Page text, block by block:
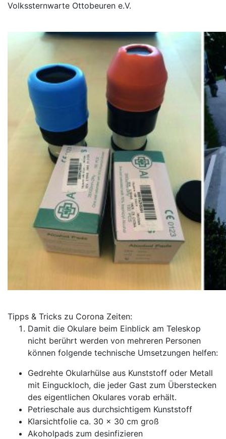
Volkssternwarte Ottobeuren e.V.
Tipps & Tricks zu Corona Zeiten:
Damit die Okulare beim Einblick am Teleskop
nicht berührt werden von mehreren Personen
können folgende technische Umsetzungen helfen:
Gedrehte Okularhülse aus Kunststoff oder Metall
mit Einguckloch, die jeder Gast zum Überstecken
des eigentlichen Okulares vorab erhält.
Petrieschale aus durchsichtigem Kunststoff
Klarsichtfolie ca. 30 x 30 cm groß
Akoholpads zum desinfizieren